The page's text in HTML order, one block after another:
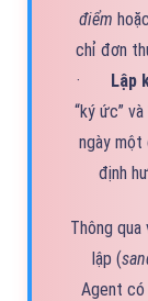
điểm
chỉ đơn
· Lập
“ký ức”
ngày
định
Thông
lập (
Agent